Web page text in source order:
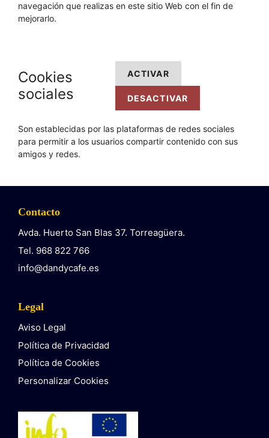
navegación que realizas en este sitio Web con el fin de
mejorarlo.
Cookies
sociales
ACTIVAR
DESACTIVAR
Son establecidas por las plataformas de redes sociales
para permitir a los usuarios compartir contenido con sus
amigos y redes.
Contacto
Avda. Huerto San Blas 37. Torreagüera.
Tel. 968 822 766
info@dandycafe.es
Legal
Aviso Legal
Política de Privacidad
Política de Cookies
Personalizar Cookies